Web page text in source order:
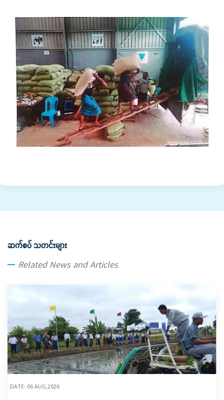
ဆက်စပ် သတင်းများ
Related News and Articles
DATE: 06 AUG,2026